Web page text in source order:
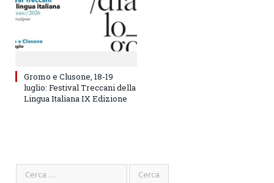
Gromo e Clusone, 18-19
luglio: Festival Treccani della
Lingua Italiana IX Edizione